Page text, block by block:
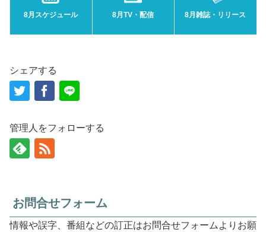
8月スケジュール 8月TV・配信 8月雑誌・リリース
シェアする
管理人をフォローする
お問合せフォーム
情報や誤字、番組などの訂正はお問合せフォームよりお願